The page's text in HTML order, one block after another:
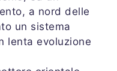
a nord delle
un sistema
lenta evoluzione